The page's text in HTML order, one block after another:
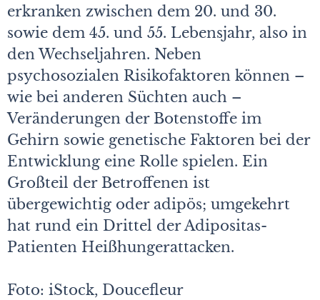
erkranken zwischen dem 20. und 30.
sowie dem 45. und 55. Lebensjahr, also in
den Wechseljahren. Neben
psychosozialen Risikofaktoren können –
wie bei anderen Süchten auch –
Veränderungen der Botenstoffe im
Gehirn sowie genetische Faktoren bei der
Entwicklung eine Rolle spielen. Ein
Großteil der Betroffenen ist
übergewichtig oder adipös; umgekehrt
hat rund ein Drittel der Adipositas-
Patienten Heißhungerattacken.
Foto: iStock, Doucefleur